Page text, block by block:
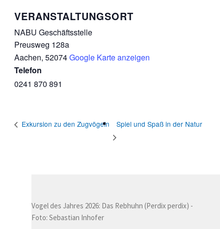
VERANSTALTUNGSORT
NABU Geschäftsstelle
Preusweg 128a
Aachen, 52074Google Karte anzeigen
Telefon
0241 870 891
Exkursion zu den Zugvögeln Spiel und Spaß in der Natur
Vogel des Jahres 2026: Das Rebhuhn (Perdix perdix) -
Foto: Sebastian Inhofer